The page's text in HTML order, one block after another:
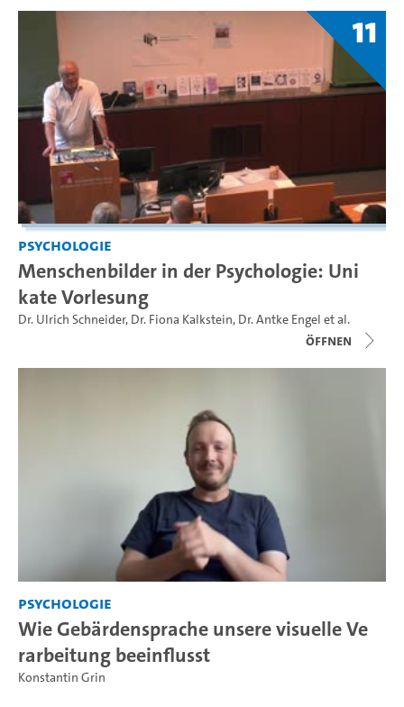
11
Psychologie
Menschenbilder in der Psychologie: Uni
kate Vorlesung
Dr. Ulrich Schneider, Dr. Fiona Kalkstein, Dr. Antke Engel et al.
Öffnen
Psychologie
Wie Gebärdensprache unsere visuelle Ve
rarbeitung beeinflusst
Konstantin Grin